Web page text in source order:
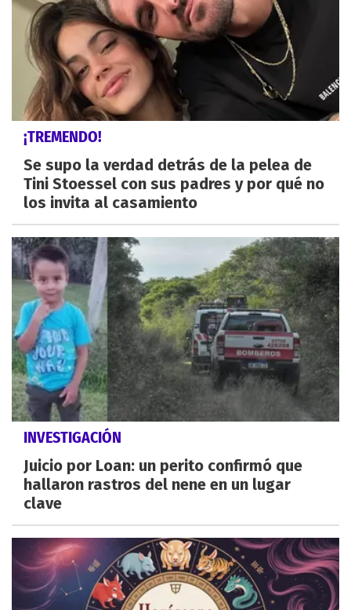
¡TREMENDO!
Se supo la verdad detrás de la pelea de
Tini Stoessel con sus padres y por qué no
los invita al casamiento
INVESTIGACIÓN
Juicio por Loan: un perito confirmó que
hallaron rastros del nene en un lugar
clave